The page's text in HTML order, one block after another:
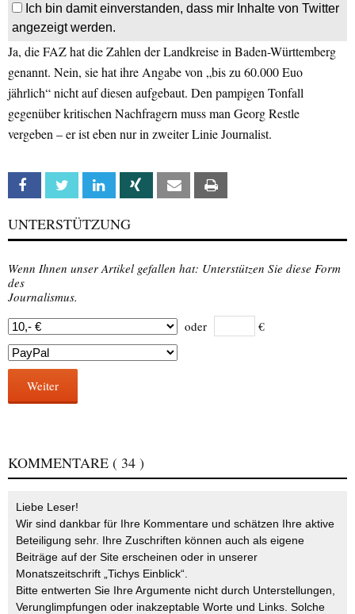
Ich bin damit einverstanden, dass mir Inhalte von Twitter
angezeigt werden.
Ja, die FAZ hat die Zahlen der Landkreise in Baden-Württemberg
genannt. Nein, sie hat ihre Angabe von „bis zu 60.000 Euo
jährlich“ nicht auf diesen aufgebaut. Den pampigen Tonfall
gegenüber kritischen Nachfragern muss man Georg Restle
vergeben – er ist eben nur in zweiter Linie Journalist.
Facebook Twitter Linkedin Xing Email
UNTERSTÜTZUNG
Wenn Ihnen unser Artikel gefallen hat: Unterstützen Sie diese Form
des
Journalismus.
oder
€
Weiter
KOMMENTARE ( 34 )
Liebe Leser!
Wir sind dankbar für Ihre Kommentare und schätzen Ihre aktive
Beteiligung sehr. Ihre Zuschriften können auch als eigene
Beiträge auf der Site erscheinen oder in unserer
Monatszeitschrift „Tichys Einblick“.
Bitte entwerten Sie Ihre Argumente nicht durch Unterstellungen,
Verunglimpfungen oder inakzeptable Worte und Links. Solche